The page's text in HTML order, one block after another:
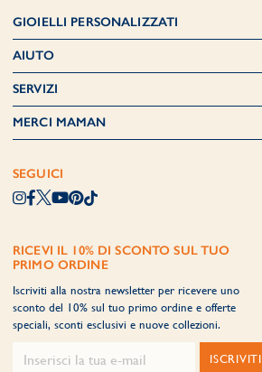
GIOIELLI PERSONALIZZATI
AIUTO
SERVIZI
MERCI MAMAN
SEGUICI
RICEVI IL 10% DI SCONTO SUL TUO
PRIMO ORDINE
Iscriviti alla nostra newsletter per ricevere uno
sconto del 10% sul tuo primo ordine e offerte
speciali, sconti esclusivi e nuove collezioni.
ISCRIVITI